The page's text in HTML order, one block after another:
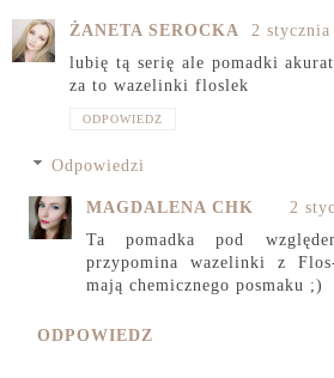
ŻANETA SEROCKA
2
lubię tą serię ale pomadki
za to wazelinki floslek
ODPOWIEDZ
Odpowiedzi
MAGDALENA CHK
2
Ta pomadka pod
przypomina wazelinki z
mają chemicznego posmaku ;)
ODPOWIEDZ